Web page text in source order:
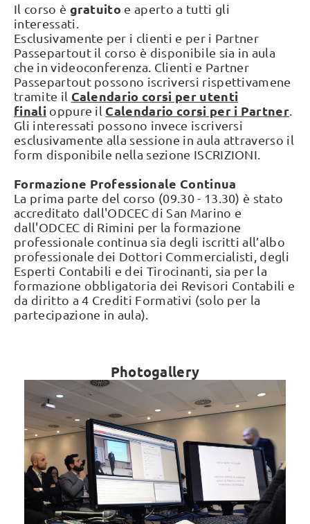
Il corso è gratuito e aperto a tutti gli
interessati.
Esclusivamente per i clienti e per i Partner
Passepartout il corso è disponibile sia in aula
che in videoconferenza. Clienti e Partner
Passepartout possono iscriversi rispettivamene
tramite il Calendario corsi per utenti
finalioppure il Calendario corsi per i Partner
Gli interessati possono invece iscriversi
esclusivamente alla sessione in aula attraverso il
form disponibile nella sezione ISCRIZIONI.
Formazione Professionale Continua
La prima parte del corso (09.30 - 13.30) è stato
accreditato dall'ODCEC di San Marino e
dall'ODCEC di Rimini per la formazione
professionale continua sia degli iscritti all’albo
professionale dei Dottori Commercialisti, degli
Esperti Contabili e dei Tirocinanti, sia per la
formazione obbligatoria dei Revisori Contabili e
da diritto a 4 Crediti Formativi (solo per la
partecipazione in aula).
Photogallery